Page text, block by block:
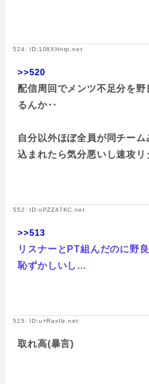
524: ID:108XHntp.net
>>520
配信周回でメンツ不足分を
るんか‥
自分以外ほぼ全員が同チーム
込まれたら気分悪いし速攻リ
552: ID:oPZZ47KC.net
>>513
リスナーとPT組んだのに野
恥ずかしいし…
515: ID:u+RaxIlz.net
取れ高(暴言)